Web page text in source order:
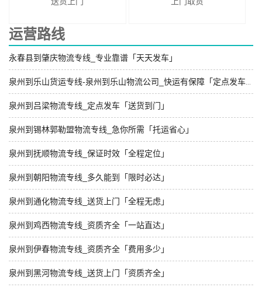
运营路线
永春县到肇庆物流专线_专业靠谱「天天发车」
泉州到乐山货运专线-泉州到乐山物流公司_快运有保障「定点发车」
泉州到吕梁物流专线_定点发车「送货到门」
泉州到锡林郭勒盟物流专线_急你所需「托运省心」
泉州到抚顺物流专线_保证时效「全程定位」
泉州到朝阳物流专线_多久能到「限时必达」
泉州到通化物流专线_送货上门「全程无虑」
泉州到鸡西物流专线_资质齐全「一站直达」
泉州到伊春物流专线_资质齐全「费用多少」
泉州到黑河物流专线_送货上门「资质齐全」